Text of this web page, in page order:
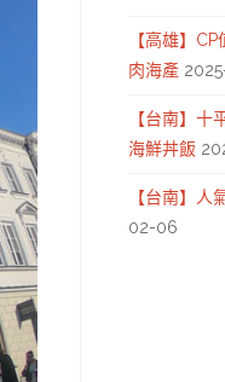
【高雄】
肉海產
【台南】
海鮮丼飯
【台南】人
02-06